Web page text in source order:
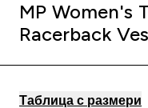
MP Women's
Racerback
Таблица с размери